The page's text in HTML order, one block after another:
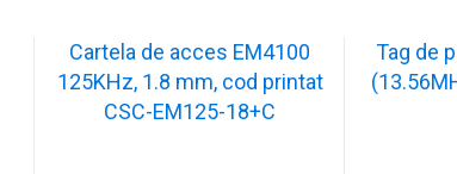
Cartela de acces EM4100
125KHz, 1.8 mm, cod printat
CSC-EM125-18+C
Tag de